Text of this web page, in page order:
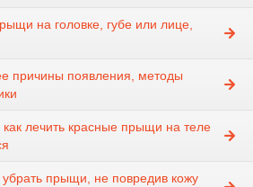
на головке, губе или лице,
причины появления, методы
лечить красные прыщи на теле
прыщи, не повредив кожу